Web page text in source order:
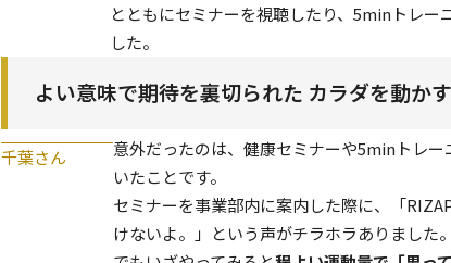
とともにセミナーを視聴したり、5minトレ
した。
よい意味で期待を裏切られた カラダを動か
千葉さん
意外だったのは、健康セミナーや5minトレ
いたことです。
セミナーを事業部内に案内した際に、「
けないよ。」という声がチラホラありました。